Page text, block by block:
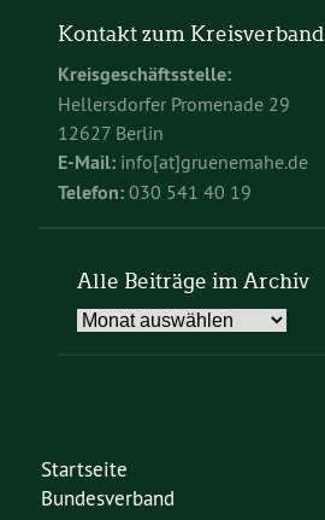
Kontakt zum Kreisverband
Kreisgeschäftsstelle:
Hellersdorfer Promenade 29
12627 Berlin
E-Mail: info[at]gruenemahe.de
Telefon: 030 541 40 19
Alle Beiträge im Archiv
Alle
Startseite
Bundesverband